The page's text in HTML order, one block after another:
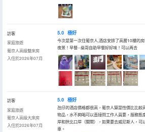
訪客
家庭旅遊
葡京人高級雙床房
入住於2026年07月
5.0 極好
今次是第一次住葡京人,酒店安排了高層10樓的
夜景！早餐--燊哥自助早餐好好味！可以再去
訪客
家庭旅遊
葡京人高級大床房
入住於2026年07月
5.0 極好
氹仔的酒店價格都很高，葡京人算是性價比比
物品，水不夠喝可以直接問工作人員要，服務
岸和拱北口岸（關閘），如果要去威尼斯人，
車。